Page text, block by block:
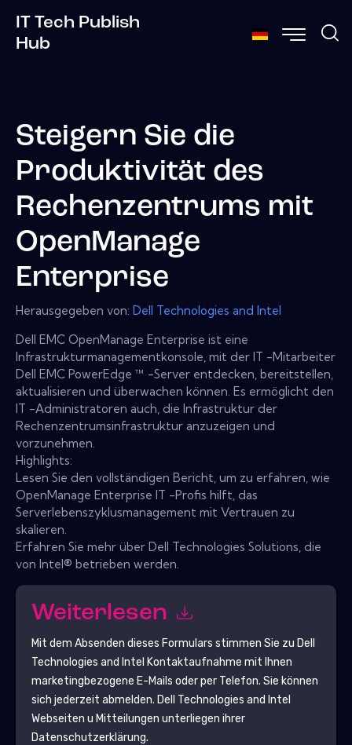
IT Tech Publish
Hub
Steigern Sie die
Produktivität des
Rechenzentrums mit
OpenManage
Enterprise
Herausgegeben von: Dell Technologies and Intel
Dell EMC OpenManage Enterprise ist eine
Infrastrukturmanagementkonsole, mit der IT -Mitarbeiter
Dell EMC PowerEdge ™ -Server entdecken, bereitstellen,
aktualisieren und überwachen können. Es ermöglicht den
IT -Administratoren auch, die Infrastruktur der
Rechenzentrumsinfrastruktur anzuzeigen und
vorzunehmen.
Highlights:
Lesen Sie den vollständigen Bericht, um zu erfahren, wie
OpenManage Enterprise IT -Profis hilft, das
Serverlebenszyklusmanagement mit Vertrauen zu
skalieren.
Erfahren Sie mehr über Dell Technologies Solutions, die
von Intel® betrieben werden.
Weiterlesen
Mit dem Absenden dieses Formulars stimmen Sie zu Dell
Technologies and Intel Kontaktaufnahme mit Ihnen
marketingbezogene E-Mails oder per Telefon. Sie können
sich jederzeit abmelden. Dell Technologies and Intel
Webseiten u Mitteilungen unterliegen ihrer
Datenschutzerklärung.